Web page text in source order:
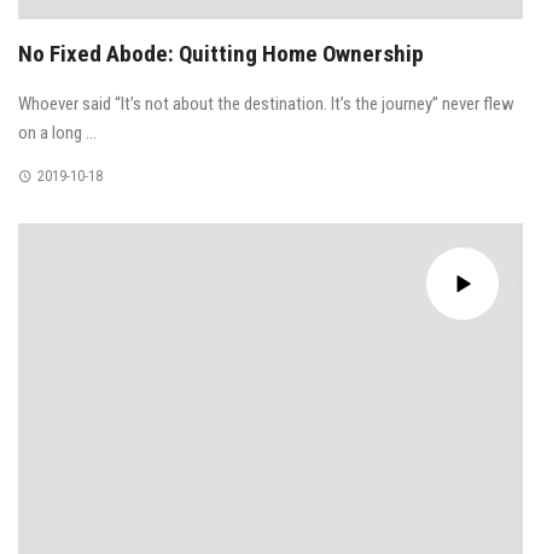
No Fixed Abode: Quitting Home Ownership
Whoever said “It’s not about the destination. It’s the journey” never flew
on a long ...
2019-10-18